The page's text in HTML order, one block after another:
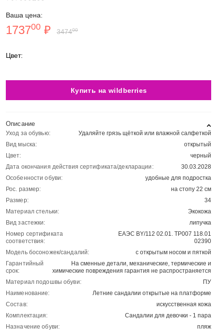
Ваша цена:
173700 ₽ 347400
Цвет:
Купить на wildberries
Описание
Уход за обувью:
Удаляйте грязь щёткой или влажной салфеткой
Вид мыска:
открытый
Цвет:
черный
Дата окончания действия сертификата/декларации:
30.03.2028
Особенности обуви:
удобные для подростка
Рос. размер:
на стопу 22 см
Размер:
34
Материал стельки:
Экокожа
Вид застежки:
липучка
Номер сертификата
соответствия:
ЕАЭС BY/112 02.01. ТР007 118.01
02390
Модель босоножек/сандалий:
с открытым носом и пяткой
Гарантийный
срок:
На сменные детали, механические, термические и
химические повреждения гарантия не распространяется
Материал подошвы обуви:
ПУ
Наименование:
Летние сандалии открытые на платформе
Состав:
искусственная кожа
Комплектация:
Сандалии для девочки - 1 пара
Назначение обуви:
пляж